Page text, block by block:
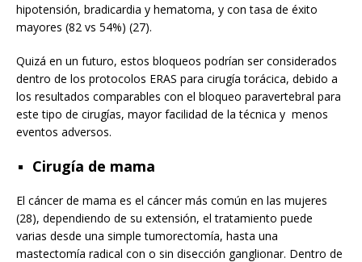
hipotensión, bradicardia y hematoma, y con tasa de éxito
mayores (82 vs 54%) (27).
Quizá en un futuro, estos bloqueos podrían ser considerados
dentro de los protocolos ERAS para cirugía torácica, debido a
los resultados comparables con el bloqueo paravertebral para
este tipo de cirugías, mayor facilidad de la técnica y menos
eventos adversos.
Cirugía de mama
El cáncer de mama es el cáncer más común en las mujeres
(28), dependiendo de su extensión, el tratamiento puede
varias desde una simple tumorectomía, hasta una
mastectomía radical con o sin disección ganglionar. Dentro de